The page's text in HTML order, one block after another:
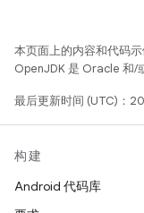
本页面上的内容和代码
OpenJDK 是 Oracle 和/
最后更新时间 (UTC)：
构建
Android 代码库